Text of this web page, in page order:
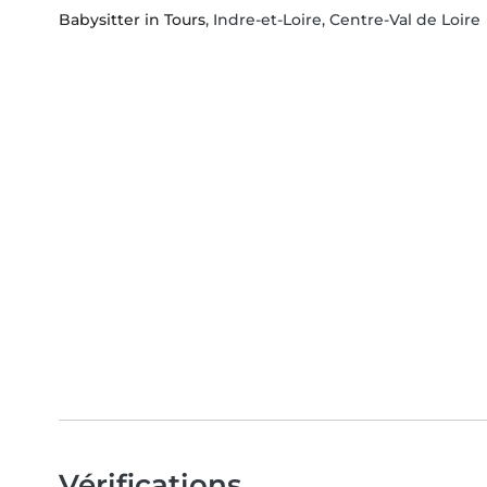
Babysitter in Tours, Indre-et-Loire, Centre-Val de Loire